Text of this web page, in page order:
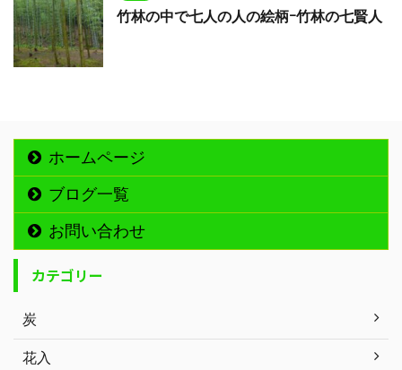
竹林の中で七人の人の絵柄ｰ竹林の七賢人
ホームページ
ブログ一覧
お問い合わせ
カテゴリー
炭
花入